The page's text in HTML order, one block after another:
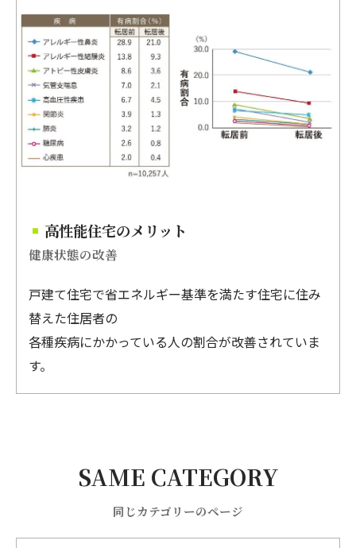
高性能住宅のメリット
健康状態の改善
戸建て住宅で省エネルギー基準を満たす住宅に住み
替えた住居者の
各種疾病にかかっている人の割合が改善されていま
す。
同じカテゴリーのページ
SAME CATEGORY